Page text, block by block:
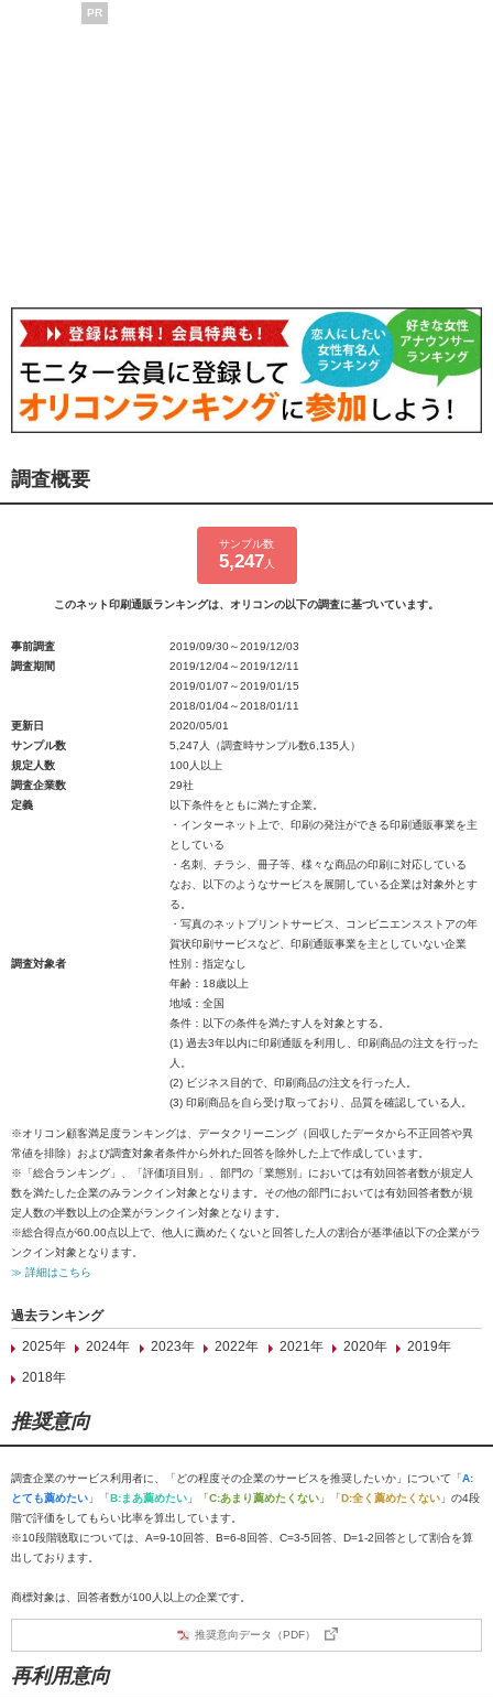
PR
調査概要
サンプル数
5,247 人
このネット印刷通販ランキングは、オリコンの以下の調査に基づいています。
事前調査
2019/09/30～2019/12/03
調査期間
2019/12/04～2019/12/11
2019/01/07～2019/01/15
2018/01/04～2018/01/11
更新日
2020/05/01
サンプル数
5,247人（調査時サンプル数6,135人）
規定人数
100人以上
調査企業数
29社
定義
以下条件をともに満たす企業。
・インターネット上で、印刷の発注ができる印刷通販事業を主
としている
・名刺、チラシ、冊子等、様々な商品の印刷に対応している
なお、以下のようなサービスを展開している企業は対象外とす
る。
・写真のネットプリントサービス、コンビニエンスストアの年
賀状印刷サービスなど、印刷通販事業を主としていない企業
調査対象者
性別：指定なし
年齢：18歳以上
地域：全国
条件：以下の条件を満たす人を対象とする。
(1) 過去3年以内に印刷通販を利用し、印刷商品の注文を行った
人。
(2) ビジネス目的で、印刷商品の注文を行った人。
(3) 印刷商品を自ら受け取っており、品質を確認している人。
※オリコン顧客満足度ランキングは、データクリーニング（回収したデータから不正回答や異
常値を排除）および調査対象者条件から外れた回答を除外した上で作成しています。
※「総合ランキング」、「評価項目別」、部門の「業態別」においては有効回答者数が規定人
数を満たした企業のみランクイン対象となります。その他の部門においては有効回答者数が規
定人数の半数以上の企業がランクイン対象となります。
※総合得点が60.00点以上で、他人に薦めたくないと回答した人の割合が基準値以下の企業がラ
ンクイン対象となります。
≫ 詳細はこちら
過去ランキング
2025年
2024年 2023年 2022年 2021年 2020年
2019年
2018年
推奨意向
調査企業のサービス利用者に、「どの程度その企業のサービスを推奨したいか」について「A:
とても薦めたい 」「B:まあ薦めたい 」「C:あまり薦めたくない 」「D:全く薦めたくない 」の4段
階で評価をしてもらい比率を算出しています。
※10段階聴取については、A=9-10回答、B=6-8回答、C=3-5回答、D=1-2回答として割合を算
出しております。
商標対象は、回答者数が100人以上の企業です。
推奨意向データ（PDF）
再利用意向